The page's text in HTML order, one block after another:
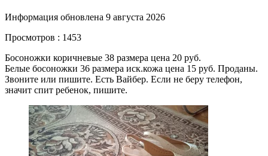
Информация обновлена 9 августа 2026
Просмотров : 1453
Босоножки коричневые 38 размера цена 20 руб.
Белые босоножки 36 размера иск.кожа цена 15 руб. Проданы.
Звоните или пишите. Есть Вайбер. Если не беру телефон,
значит спит ребенок, пишите.